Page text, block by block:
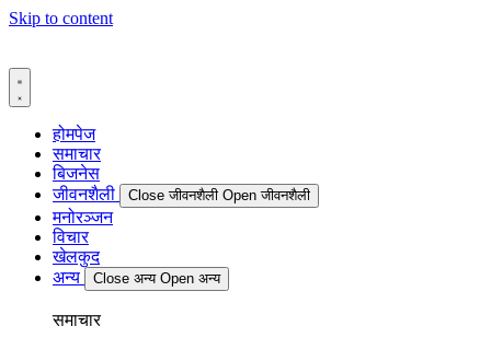
Skip to content
होमपेज
समाचार
बिजनेस
जीवनशैली
Close जीवनशैली Open जीवनशैली
मनोरञ्जन
विचार
खेलकुद
अन्य
Close अन्य Open अन्य
समाचार